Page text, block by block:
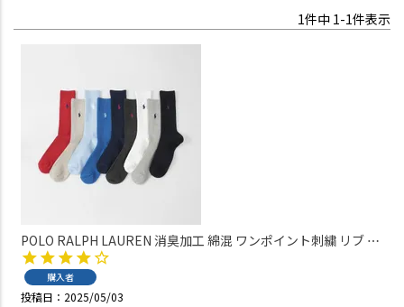
1件中 1-1件表示
POLO RALPH LAUREN 消臭加工 綿混 ワンポイント刺繍 リブ ク
ルー丈 メンズソックス 【22-24cm】 【24-26cm】【26-28cm】
02032303
購入者
投稿日 2025/05/03